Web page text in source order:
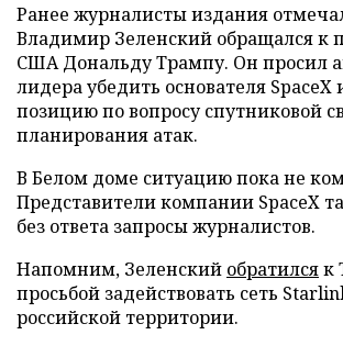
Ранее журналисты издания
Владимир Зеленский обращался к
США Дональду Трампу. Он просил
лидера убедить основателя SpaceX
позицию по вопросу спутниковой
планирования атак.
В Белом доме ситуацию пока не
Представители компании SpaceX
без ответа запросы журналистов.
Напомним, Зеленский обратилсяк
просьбой задействовать сеть
российской территории.